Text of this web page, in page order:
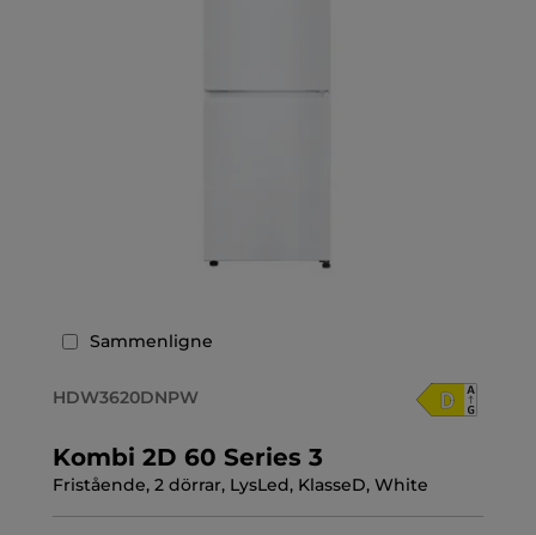
Sammenligne
HDW3620DNPW
Kombi 2D 60 Series 3
Fristående, 2 dörrar, LysLed, KlasseD, White